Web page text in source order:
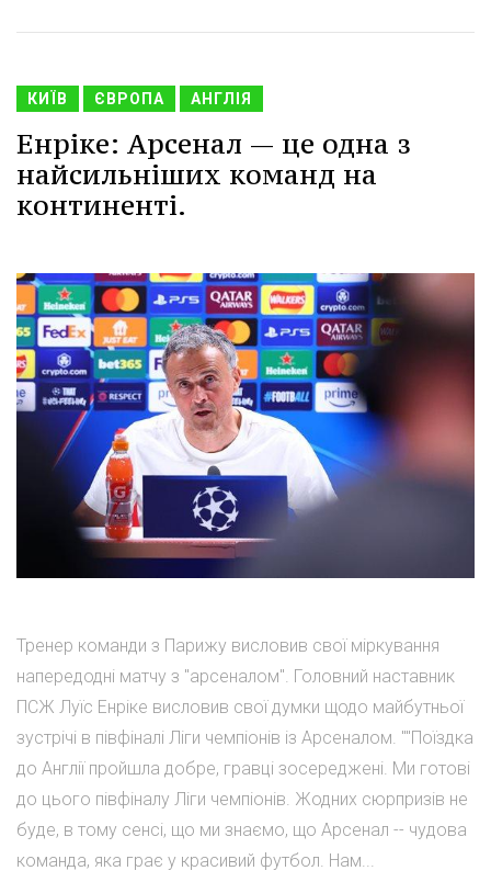
КИЇВ ЄВРОПА АНГЛІЯ
Енріке: Арсенал — це одна з
найсильніших команд на
континенті.
Тренер команди з Парижу висловив свої міркування
напередодні матчу з "арсеналом". Головний наставник
ПСЖ Луїс Енріке висловив свої думки щодо майбутньої
зустрічі в півфіналі Ліги чемпіонів із Арсеналом. ""Поїздка
до Англії пройшла добре, гравці зосереджені. Ми готові
до цього півфіналу Ліги чемпіонів. Жодних сюрпризів не
буде, в тому сенсі, що ми знаємо, що Арсенал -- чудова
команда, яка грає у красивий футбол. Нам...